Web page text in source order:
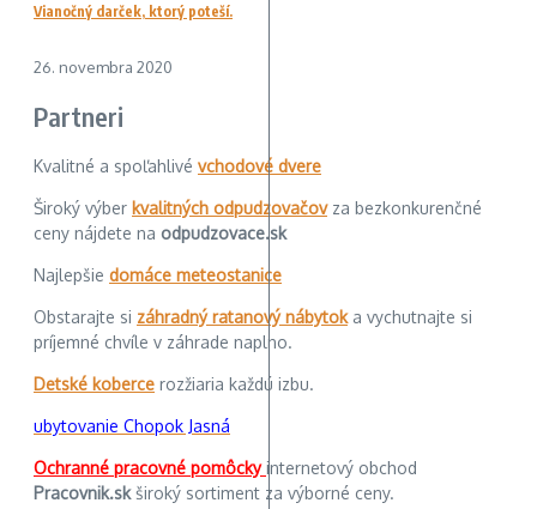
Vianočný darček, ktorý poteší.
26. novembra 2020
Partneri
Kvalitné a spoľahlivé vchodové dvere
Široký výber kvalitných odpudzovačovza bezkonkurenčné
ceny nájdete na odpudzovace.sk
Najlepšie domáce meteostanice
Obstarajte si záhradný ratanový nábytoka vychutnajte si
príjemné chvíle v záhrade naplno.
Detské koberce rozžiaria každú izbu.
ubytovanie Chopok Jasná
Ochranné pracovné pomôckyinternetový obchod
Pracovnik.skširoký sortiment za výborné ceny.